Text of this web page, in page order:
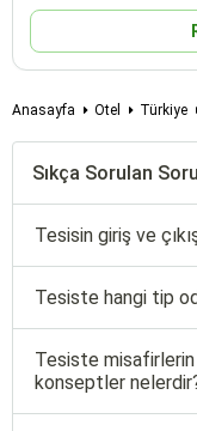
Anasayfa Otel Türkiye
Sıkça Sorulan
Tesisin giriş ve
Tesiste hangi tip
Tesiste
konseptler